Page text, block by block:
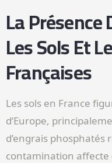
La Présence
Les Sols Et
Françaises
Les sols en France
d’Europe,
d’engrais phosphatés
contamination affecte